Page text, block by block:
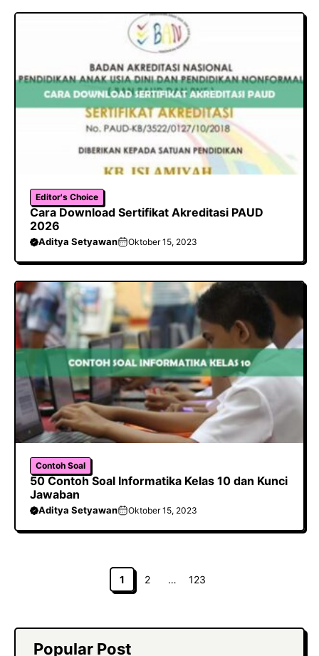
Editor's Choice
Cara Download Sertifikat Akreditasi PAUD
2026
Aditya Setyawan Oktober 15, 2023
Contoh Soal
50 Contoh Soal Informatika Kelas 10 dan Kunci
Jawaban
Aditya Setyawan Oktober 15, 2023
Halaman
1 Halaman
2 … Halaman
123
Popular Post